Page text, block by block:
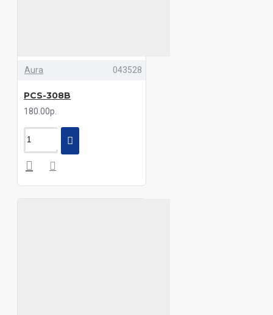
Aura 043528
PCS-308B
180.00р.